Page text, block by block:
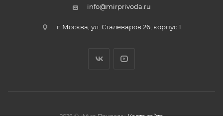
info@mirprivoda.ru
г. Москва, ул. Сталеваров 26, корпус 1
2026 © «Мир Привода» Карта сайта